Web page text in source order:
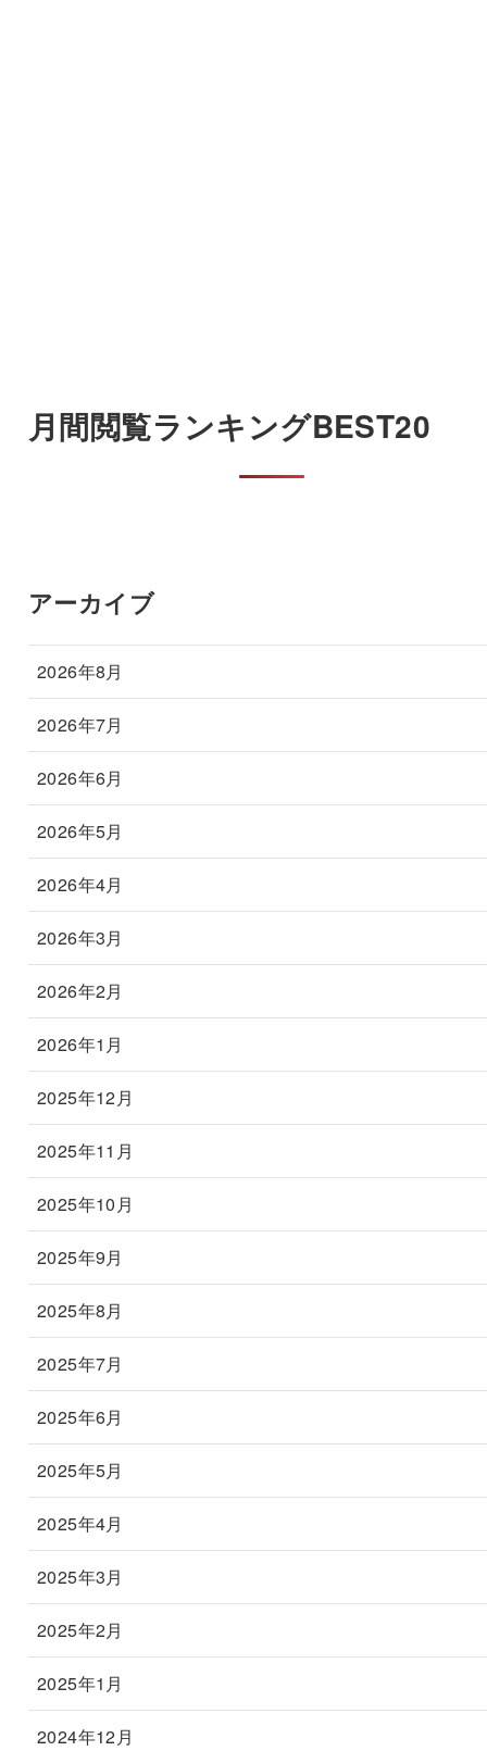
月間閲覧ランキングBEST20
アーカイブ
2026年8月
2026年7月
2026年6月
2026年5月
2026年4月
2026年3月
2026年2月
2026年1月
2025年12月
2025年11月
2025年10月
2025年9月
2025年8月
2025年7月
2025年6月
2025年5月
2025年4月
2025年3月
2025年2月
2025年1月
2024年12月